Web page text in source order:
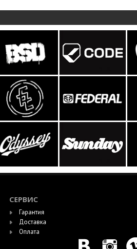
СЕРВИС
Гарантия
Доставка
Оплата